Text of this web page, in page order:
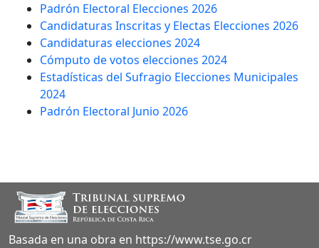
en
pestaña
nueva)
Padrón Electoral Elecciones 2026
Candidaturas Inscritas y Electas Elecciones 2026
Candidaturas elecciones 2024
Cómputo de votos elecciones 2024
Estadísticas del Sufragio Elecciones Municipales
2024
Padrón Electoral Junio 2026
Sección footer
Basada en una obra en https://www.tse.go.cr